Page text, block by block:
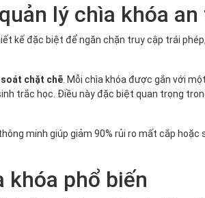
lý chìa khóa an
kế đặc biệt để ngăn chặn truy cập trái
soát chặt chẽ . Mỗi chìa khóa được gắn với
trắc học. Điều này đặc biệt quan trọng
minh giúp giảm 90% rủi ro mất cắp
khóa phổ biến